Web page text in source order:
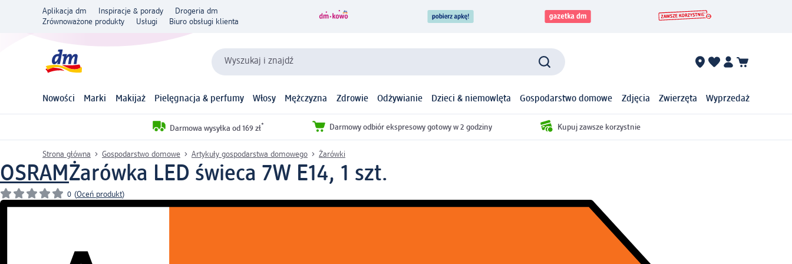
Aplikacja dm Inspiracje & porady
Drogeria dm
Zrównoważone produkty
Usługi Biuro obsługi klienta
Wyszukaj i znajdź
Nowości Marki Makijaż Pielęgnacja & perfumy Włosy Mężczyzna Zdrowie Odżywianie Dzieci & niemowlęta Gospodarstwo domowe Zdjęcia Zwierzęta Wyprzedaż
Darmowa wysyłka od 169 zł* Darmowy odbiór ekspresowy gotowy w 2 godziny Kupuj zawsze korzystnie
Strona główna Gospodarstwo domowe Artykuły gospodarstwa domowego Żarówki
OSRAMŻarówka LED świeca 7W E14, 1 szt.
0 (Oceń produkt)